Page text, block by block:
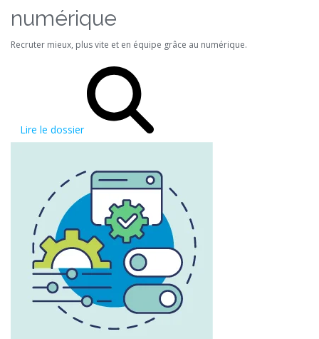
numérique
Recruter mieux, plus vite et en équipe grâce au numérique.
Lire le dossier